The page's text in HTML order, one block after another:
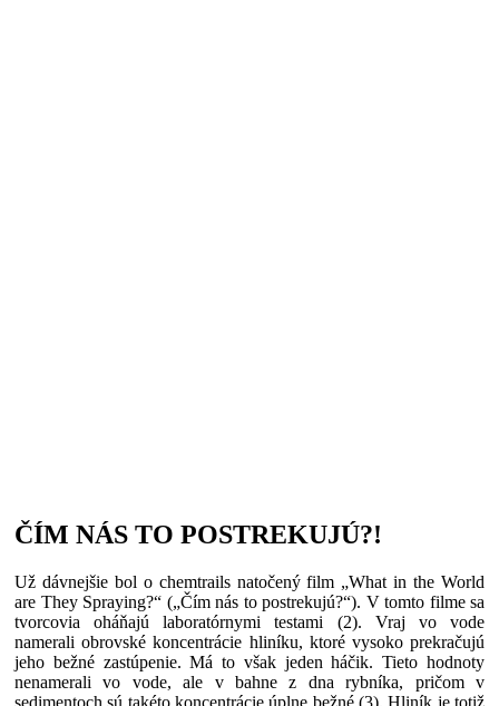
ČÍM NÁS TO POSTREKUJÚ?!
Už dávnejšie bol o chemtrails natočený film „What in the World
are They Spraying?“ („Čím nás to postrekujú?“). V tomto filme sa
tvorcovia oháňajú laboratórnymi testami (2). Vraj vo vode
namerali obrovské koncentrácie hliníku, ktoré vysoko prekračujú
jeho bežné zastúpenie. Má to však jeden háčik. Tieto hodnoty
nenamerali vo vode, ale v bahne z dna rybníka, pričom v